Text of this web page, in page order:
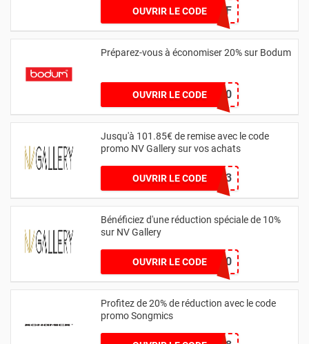
OUVRIR LE CODE15AFF
Préparez-vous à économiser 20% sur Bodum
OUVRIR LE CODESAVE20
Jusqu'à 101.85€ de remise avec le code
promo NV Gallery sur vos achats
OUVRIR LE CODEdkv3883
Bénéficiez d'une réduction spéciale de 10%
sur NV Gallery
OUVRIR LE CODEISABEL10
Profitez de 20% de réduction avec le code
promo Songmics